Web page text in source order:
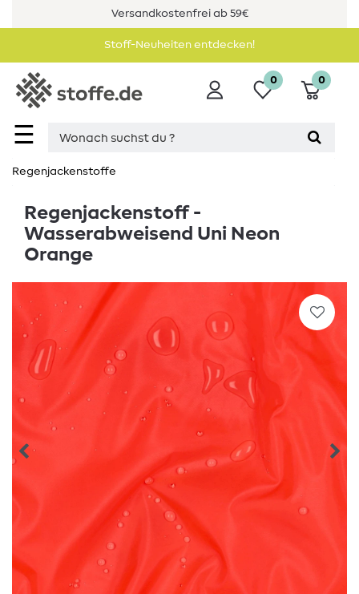
Versandkostenfrei ab 59€
Stoff-Neuheiten entdecken!
☰
0 0
Regenjackenstoffe
Regenjackenstoff -
Wasserabweisend Uni Neon
Orange